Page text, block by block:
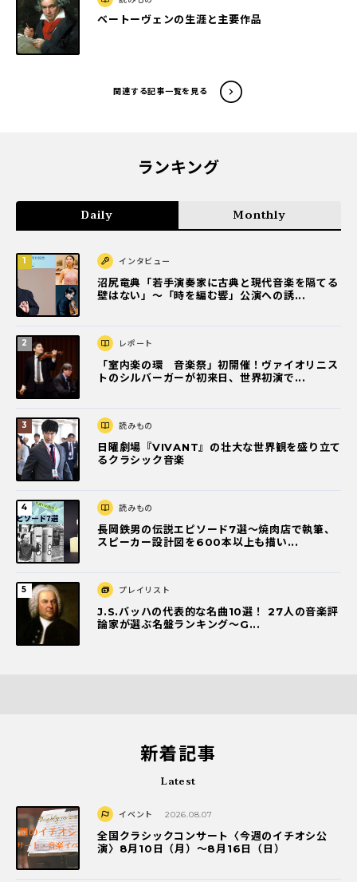
ベートーヴェンの生涯と主要作品
関連する記事一覧を見る
ランキング
Daily Monthly
インタビュー
沼尻竜典「若手演奏家に古典と現代音楽を隔てる
壁はない」～「時を編む響」公演への誘...
レポート
「室内楽の環 音楽祭」初開催！ヴァイオリニス
トのシルバーガーが初来日、世界初演で...
読みもの
日曜劇場『VIVANT』の壮大な世界観を盛り立て
るクラシック音楽
読みもの
長岡鉄男の伝説エピソード7選〜焼肉店で執筆、
スピーカー設計図を600本以上も描い...
プレイリスト
J.S.バッハの代表的な名曲10選！ 27人の音楽評
論家が選ぶ名盤ランキング〜G...
新着記事
Latest
イベント 2026.08.07
全国クラシックコンサート〈今週のイチオシ公
演〉8月10日（月）～8月16日（日）